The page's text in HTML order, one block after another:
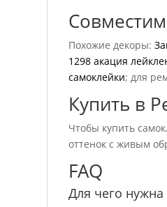
Похожие декоры:
1298 акация
самоклейки; для
Купить в
Чтобы купить
оттенок с живым
FAQ
Для чего